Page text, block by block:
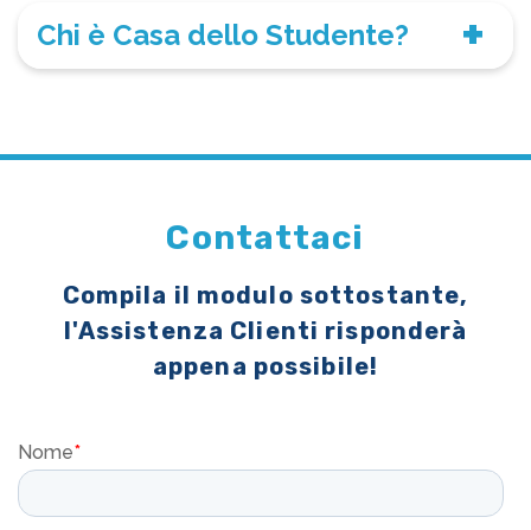
Chi è Casa dello Studente?
Contattaci
Compila il modulo sottostante,
l'Assistenza Clienti risponderà
appena possibile!